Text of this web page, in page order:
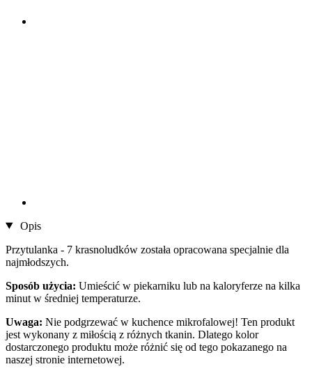
Opis
Przytulanka - 7 krasnoludków została opracowana specjalnie dla
najmłodszych.
Sposób użycia: Umieścić w piekarniku lub na kaloryferze na kilka
minut w średniej temperaturze.
Uwaga: Nie podgrzewać w kuchence mikrofalowej! Ten produkt
jest wykonany z miłością z różnych tkanin. Dlatego kolor
dostarczonego produktu może różnić się od tego pokazanego na
naszej stronie internetowej.